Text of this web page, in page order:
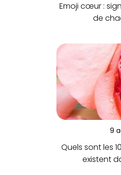
Emoji cœur :
de
9
Quels sont les
existent